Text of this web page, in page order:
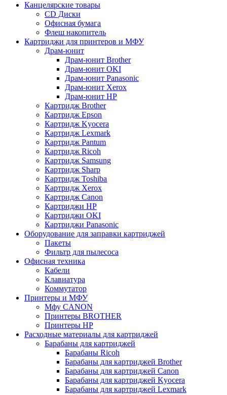
Канцелярские товары
CD Диски
Офисная бумага
Флеш накопитель
Картриджи для принтеров и МФУ
Драм-юнит
Драм-юнит Brother
Драм-юнит OKI
Драм-юнит Panasonic
Драм-юнит Xerox
Драм-юнит НР
Картридж Brother
Картридж Epson
Картридж Kyocera
Картридж Lexmark
Картридж Pantum
Картридж Ricoh
Картридж Samsung
Картридж Sharp
Картридж Toshiba
Картридж Xerox
Картридж Сanon
Картриджи HP
Картриджи OKI
Картриджи Panasonic
Оборудование для заправки картриджей
Пакеты
Фильтр для пылесоса
Офисная техника
Кабели
Клавиатура
Коммутатор
Принтеры и МФУ
Мфу CANON
Принтеры BROTHER
Принтеры HP
Расходные материалы для картриджей
Барабаны для картриджей
Барабаны Ricoh
Барабаны для картриджей Brother
Барабаны для картриджей Canon
Барабаны для картриджей Kyocera
Барабаны для картриджей Lexmark